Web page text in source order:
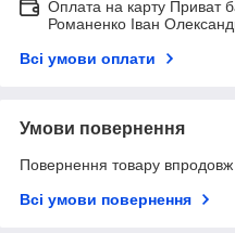
Оплата на карту Приват
Романенко Іван
Всі умови оплати
Умови повернення
Повернення товару впродовж
Всі умови повернення